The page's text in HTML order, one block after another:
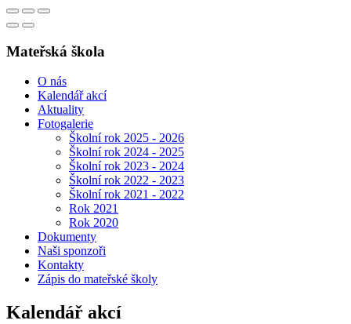
Mateřská škola
O nás
Kalendář akcí
Aktuality
Fotogalerie
Školní rok 2025 - 2026
Školní rok 2024 - 2025
Školní rok 2023 - 2024
Školní rok 2022 - 2023
Školní rok 2021 - 2022
Rok 2021
Rok 2020
Dokumenty
Naši sponzoři
Kontakty
Zápis do mateřské školy
Kalendář akcí